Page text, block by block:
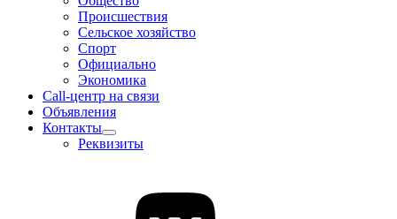
Происшествия
Сельское хозяйство
Спорт
Официально
Экономика
Call-центр на связи
Объявления
Контакты
Реквизиты